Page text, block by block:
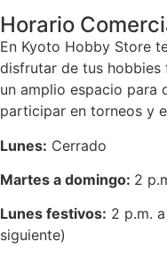
Horario
En Kyoto Hobby Store
disfrutar de tus hobbies
un amplio espacio para
participar en torneos y
Lunes: Cerrado
Martes a domingo: 2
Lunes festivos: 2 p.m.
siguiente)